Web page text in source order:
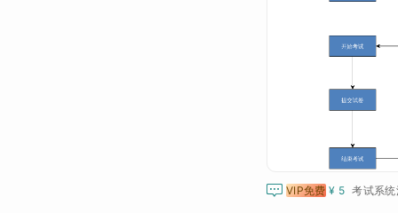
 VIP免费 ¥ 5 考试系